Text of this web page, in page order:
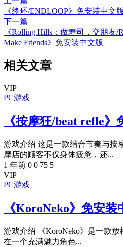
《终环/ENDLOOP》免安装中文版
下一篇
《Rolling Hills：做寿司，交朋友/
Make Friends》免安装中文版
相关文章
VIP
PC游戏
《按摩狂/beat refle》
游戏介绍 这是一款结合节奏与按
摩店的顾客不仅身体疲惫，还...
1 年前 0 0 75 5
VIP
PC游戏
《KoroNeko》免安装
游戏介绍 《KoroNeko》是一款
在一个充满魅力角色...